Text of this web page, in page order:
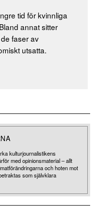
tid för kvinnliga
annat sitter
faser av
utsatta.
kulturjournalistikens
med opinionsmaterial – allt
och hoten mot
som självklara